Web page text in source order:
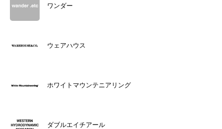
ワンダー
ウェアハウス
ホワイトマウンテニアリング
ダブルエイチアール